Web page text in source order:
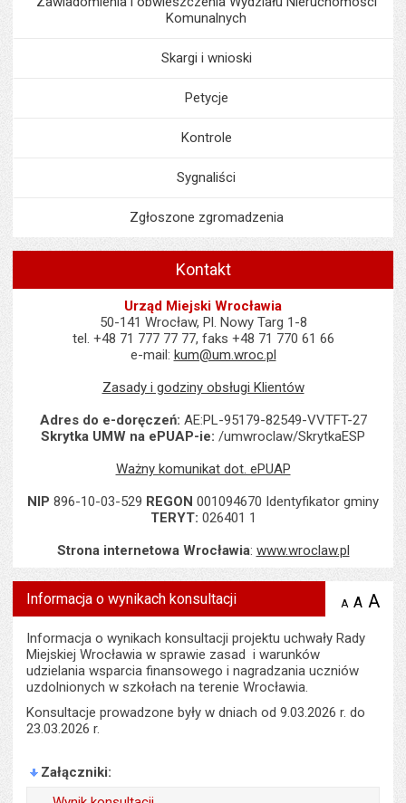
Komunalnych
Skargi i wnioski
Petycje
Kontrole
Sygnaliści
Zgłoszone zgromadzenia
Kontakt
Urząd Miejski Wrocławia
50-141 Wrocław, Pl. Nowy Targ 1-8
tel. +48 71 777 77 77, faks +48 71 770 61 66
e-mail: kum@um.wroc.pl
Zasady i godziny obsługi Klientów
Adres do e-doręczeń: AE:PL-95179-82549-VVTFT-27
Skrytka UMW na ePUAP-ie: /umwroclaw/SkrytkaESP
Ważny komunikat dot. ePUAP
NIP 896-10-03-529 REGON 001094670 Identyfikator gminy
TERYT: 026401 1
Strona internetowa Wrocławia: www.wroclaw.pl
Informacja o wynikach konsultacji A zmniejsz
A A
Informacja o wynikach konsultacji projektu uchwały Rady
Miejskiej Wrocławia w sprawie zasad i warunków
udzielania wsparcia finansowego i nagradzania uczniów
uzdolnionych w szkołach na terenie Wrocławia.
Konsultacje prowadzone były w dniach od 9.03.2026 r. do
23.03.2026 r.
Załączniki